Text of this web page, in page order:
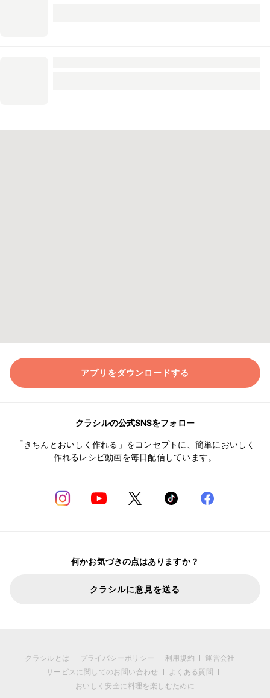
アプリをダウンロードする
クラシルの公式SNSをフォロー
「きちんとおいしく作れる」をコンセプトに、簡単においしく
作れるレシピ動画を毎日配信しています。
何かお気づきの点はありますか？
クラシルに意見を送る
クラシルとは プライバシーポリシー 利用規約
運営会社
サービスに関してのお問い合わせ
よくある質問
おいしく安全に料理を楽しむために